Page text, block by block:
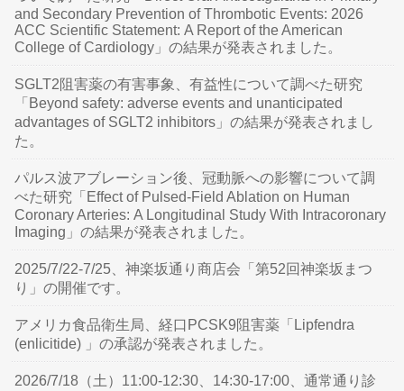
and Secondary Prevention of Thrombotic Events: 2026
ACC Scientific Statement: A Report of the American
College of Cardiology」の結果が発表されました。
SGLT2阻害薬の有害事象、有益性について調べた研究
「Beyond safety: adverse events and unanticipated
advantages of SGLT2 inhibitors」の結果が発表されまし
た。
パルス波アブレーション後、冠動脈への影響について調
べた研究「Effect of Pulsed-Field Ablation on Human
Coronary Arteries: A Longitudinal Study With Intracoronary
Imaging」の結果が発表されました。
2025/7/22-7/25、神楽坂通り商店会「第52回神楽坂まつ
り」の開催です。
アメリカ食品衛生局、経口PCSK9阻害薬「Lipfendra
(enlicitide) 」の承認が発表されました。
2026/7/18（土）11:00-12:30、14:30-17:00、通常通り診